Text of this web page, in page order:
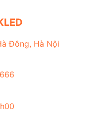
Đông, Hà Nội